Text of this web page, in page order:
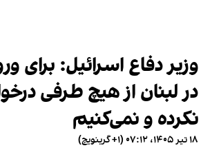
وزیر دفاع اسرائیل: برای
در لبنان از هیچ طرفی
نکرده و نمی‌کنیم
۱۸ تیر ۱۴۰۵، ۰۷:۱۲ (‎+۱ گرینویچ)